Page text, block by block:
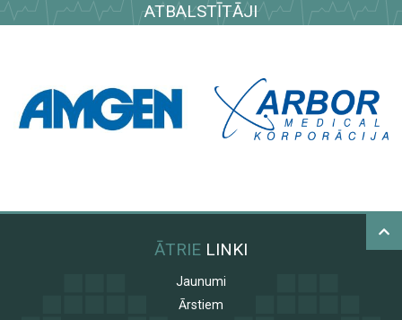
ATBALSTĪTĀJI
ĀTRIE LINKI
Jaunumi
Ārstiem